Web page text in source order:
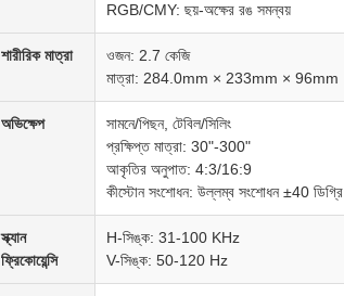
RGB/CMY: ছয়-অক্ষের রঙ সমন্বয়
শারীরিক মাত্রা
ওজন: 2.7 কেজি
মাত্রা: 284.0mm × 233mm × 96mm
অভিক্ষেপ
সামনে/পিছন, টেবিল/সিলিং
প্রক্ষিপ্ত মাত্রা: 30"-300"
আকৃতির অনুপাত: 4:3/16:9
কীস্টোন সংশোধন: উল্লম্ব সংশোধন ±40 ডিগ্রি
স্ক্যান
ফ্রিকোয়েন্সি
H-সিঙ্ক: 31-100 KHz
V-সিঙ্ক: 50-120 Hz